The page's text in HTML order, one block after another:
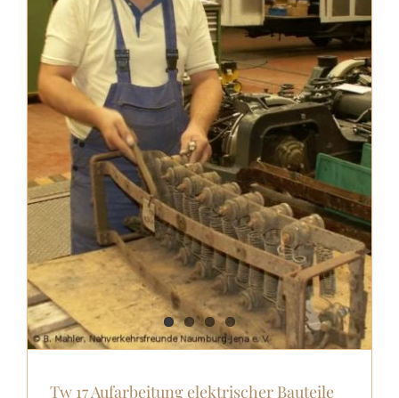
Tw 17 Aufarbeitung elektrischer Bauteile